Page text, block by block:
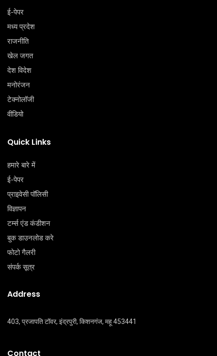
ई-पेपर
मध्य प्रदेश
राजनीति
खेल जगत
देश विदेश
मनोरंजन
टेक्‍नोलॉजी
वीडियो
Quick Links
हमारे बारे में
ई-पेपर
प्राइवेसी पॉलिसी
विज्ञापन
टर्म्स एंड कंडीशन
बुक डाउनलोड करे
फोटो गैलरी
संपर्क सूत्र
Address
403, प्रजापति टॉवर, इंद्रपुरी, किशनगंज, महू 453441
Contact